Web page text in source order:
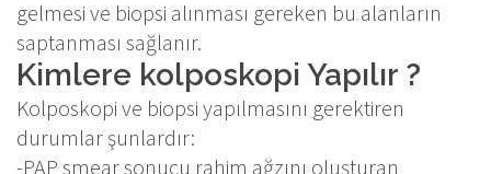
gelmesi ve biopsi alınması gereken bu alanların
saptanması sağlanır.
Kimlere kolposkopi Yapılır ?
Kolposkopi ve biopsi yapılmasını gerektiren
durumlar şunlardır:
-PAP smear sonucu rahim ağzını oluşturan